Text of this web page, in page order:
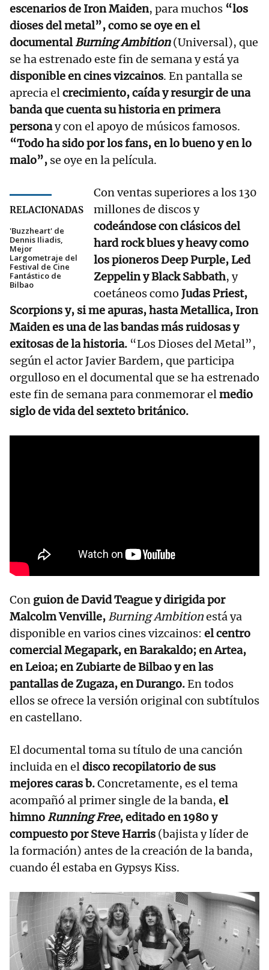
escenarios de Iron Maiden, para muchos “los
dioses del metal”, como se oye en el
documentalBurning Ambition(Universal), que
se ha estrenado este fin de semana y está ya
disponible en cines vizcainos. En pantalla se
aprecia elcrecimiento, caída y resurgir de una
banda que cuenta su historia en primera
personay con el apoyo de músicos famosos.
“Todo ha sido por los fans, en lo bueno y en lo
malo”, se oye en la película.
RELACIONADAS
'Buzzheart' de
Dennis Iliadis,
Mejor
Largometraje del
Festival de Cine
Fantástico de
Bilbao
Con ventas superiores a los 130
millones de discos y
codeándose con clásicos del
hard rock blues y heavy como
los pioneros Deep Purple, Led
Zeppelin y Black Sabbath, y
coetáneos como Judas Priest,
Scorpions y, si me apuras, hasta Metallica, Iron
Maiden es una de las bandas más ruidosas y
exitosas de la historia. “Los Dioses del Metal”,
según el actor Javier Bardem, que participa
orgulloso en el documental que se ha estrenado
este fin de semana para conmemorar elmedio
siglo de vida del sexteto británico.
Con guion de David Teague y dirigida por
Malcolm Venville, Burning Ambitionestá ya
disponible en varios cines vizcainos: el centro
comercial Megapark, en Barakaldo; en Artea,
en Leioa; en Zubiarte de Bilbao y en las
pantallas de Zugaza, en Durango.En todos
ellos se ofrece la versión original con subtítulos
en castellano.
El documental toma su título de una canción
incluida en eldisco recopilatorio de sus
mejores caras b.Concretamente, es el tema
acompañó al primer single de la banda, el
himnoRunning Free, editado en 1980 y
compuesto por Steve Harris (bajista y líder de
la formación) antes de la creación de la banda,
cuando él estaba en Gypsys Kiss.